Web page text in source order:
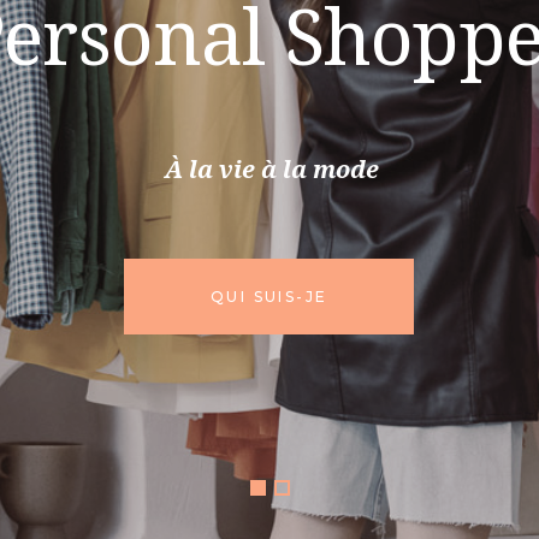
À la vie à la mode
QUI SUIS-JE